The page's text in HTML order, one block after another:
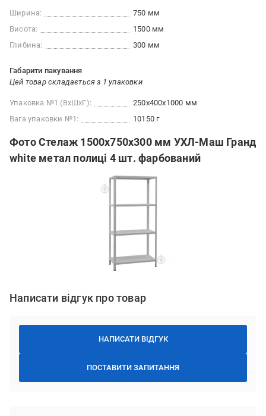
Ширина:
750 мм
Висота:
1500 мм
Глибина:
300 мм
Габарити пакування
Цей товар складається з 1 упаковки
Упаковка №1 (ВхШхГ):
250x400x1000 мм
Вага упаковки №1:
10150 г
Фото Стелаж 1500x750x300 мм УХЛ-Маш Гранд
white метал полиці 4 шт. фарбований
Написати відгук про товар
НАПИСАТИ ВІДГУК
ПОСТАВИТИ ЗАПИТАННЯ